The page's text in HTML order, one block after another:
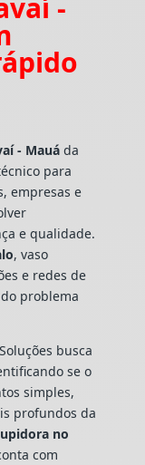
- Mauáda
para
empresas e
e qualidade.
, vaso
e redes de
problema
busca
se o
simples,
profundos da
no
com